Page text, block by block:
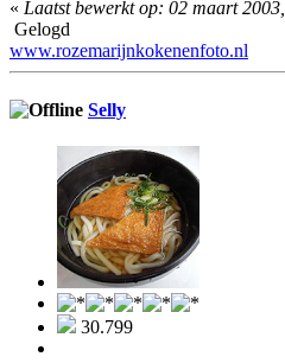
« Laatst bewerkt op: 02 maart
Gelogd
www.rozemarijnkokenenfoto.nl
Selly
30.799